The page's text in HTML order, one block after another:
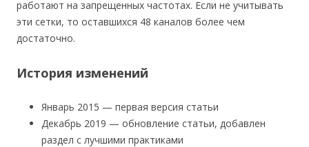
работают на запрещенных частотах. Если не учитывать
эти сетки, то оставшихся 48 каналов более чем
достаточно.
История изменений
Январь 2015 — первая версия статьи
Декабрь 2019 — обновление статьи, добавлен
раздел с лучшими практиками